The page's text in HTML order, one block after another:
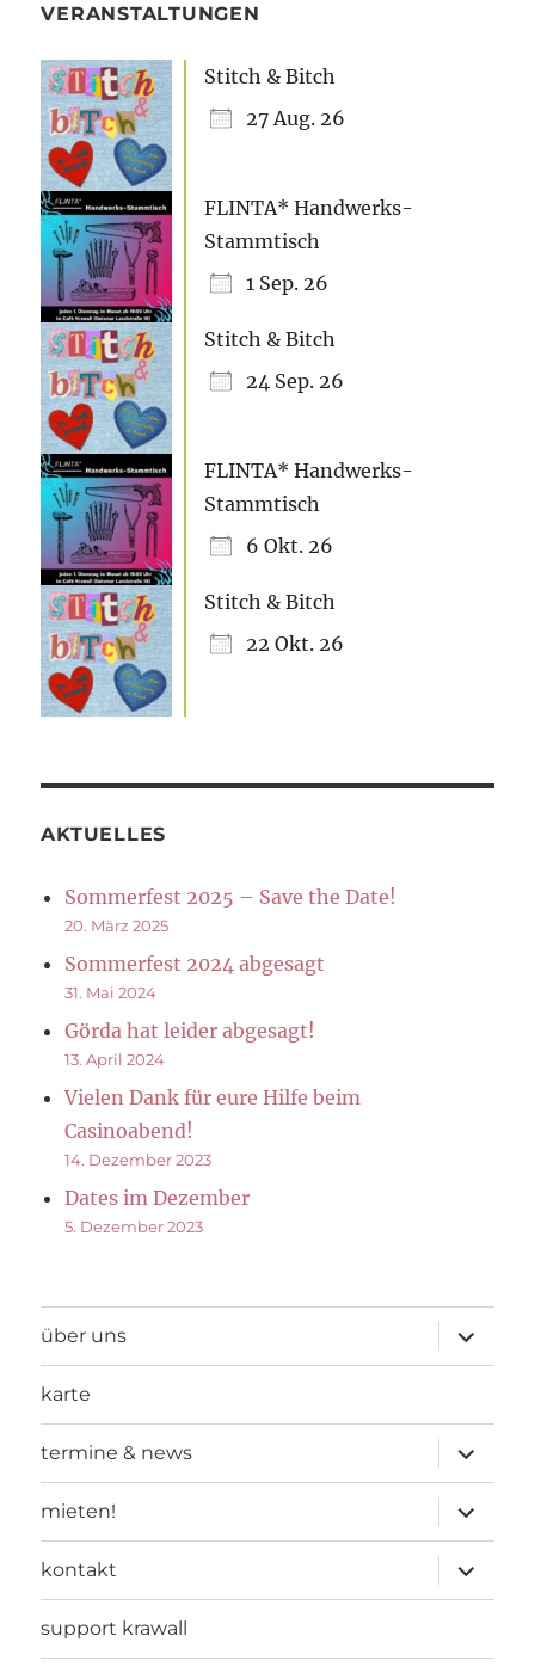
VERANSTALTUNGEN
Stitch & Bitch
27 Aug. 26
FLINTA* Handwerks-
Stammtisch
1 Sep. 26
Stitch & Bitch
24 Sep. 26
FLINTA* Handwerks-
Stammtisch
6 Okt. 26
Stitch & Bitch
22 Okt. 26
AKTUELLES
Sommerfest 2025 – Save the Date!
20. März 2025
Sommerfest 2024 abgesagt
31. Mai 2024
Görda hat leider abgesagt!
13. April 2024
Vielen Dank für eure Hilfe beim
Casinoabend!
14. Dezember 2023
Dates im Dezember
5. Dezember 2023
über uns
öffnen
karte
termine & news
öffnen
mieten!
öffnen
kontakt
öffnen
support krawall